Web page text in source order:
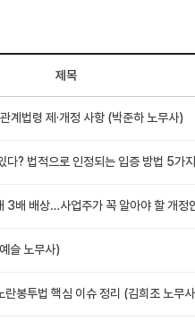
제목
계법령 제·개정 사항 (박준하 노무사)
다? 법적으로 인정되는 입증 방법 5가
슬 노무사)
봉투법 핵심 이슈 정리 (김희조 노무